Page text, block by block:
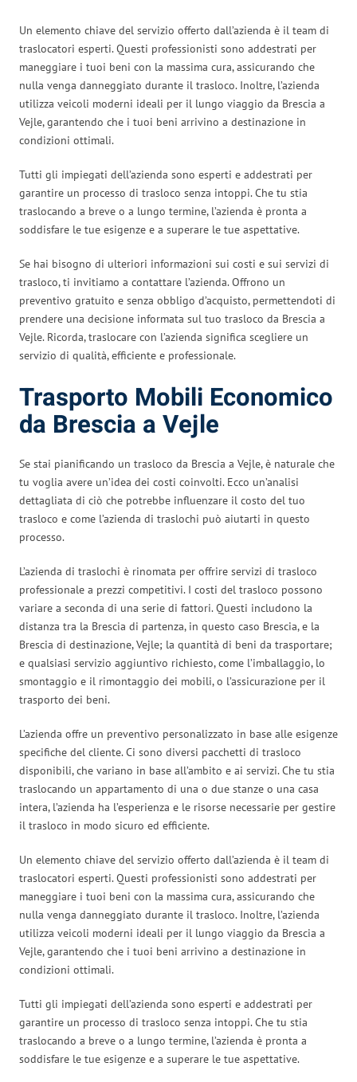
Un elemento chiave del servizio offerto dall’azienda è il team di
traslocatori esperti. Questi professionisti sono addestrati per
maneggiare i tuoi beni con la massima cura, assicurando che
nulla venga danneggiato durante il trasloco. Inoltre, l’azienda
utilizza veicoli moderni ideali per il lungo viaggio da Brescia a
Vejle, garantendo che i tuoi beni arrivino a destinazione in
condizioni ottimali.
Tutti gli impiegati dell’azienda sono esperti e addestrati per
garantire un processo di trasloco senza intoppi. Che tu stia
traslocando a breve o a lungo termine, l’azienda è pronta a
soddisfare le tue esigenze e a superare le tue aspettative.
Se hai bisogno di ulteriori informazioni sui costi e sui servizi di
trasloco, ti invitiamo a contattare l’azienda. Offrono un
preventivo gratuito e senza obbligo d’acquisto, permettendoti di
prendere una decisione informata sul tuo trasloco da Brescia a
Vejle. Ricorda, traslocare con l’azienda significa scegliere un
servizio di qualità, efficiente e professionale.
Trasporto Mobili Economico
da Brescia a Vejle
Se stai pianificando un trasloco da Brescia a Vejle, è naturale che
tu voglia avere un’idea dei costi coinvolti. Ecco un’analisi
dettagliata di ciò che potrebbe influenzare il costo del tuo
trasloco e come l’azienda di traslochi può aiutarti in questo
processo.
L’azienda di traslochi è rinomata per offrire servizi di trasloco
professionale a prezzi competitivi. I costi del trasloco possono
variare a seconda di una serie di fattori. Questi includono la
distanza tra la Brescia di partenza, in questo caso Brescia, e la
Brescia di destinazione, Vejle; la quantità di beni da trasportare;
e qualsiasi servizio aggiuntivo richiesto, come l’imballaggio, lo
smontaggio e il rimontaggio dei mobili, o l’assicurazione per il
trasporto dei beni.
L’azienda offre un preventivo personalizzato in base alle esigenze
specifiche del cliente. Ci sono diversi pacchetti di trasloco
disponibili, che variano in base all’ambito e ai servizi. Che tu stia
traslocando un appartamento di una o due stanze o una casa
intera, l’azienda ha l’esperienza e le risorse necessarie per gestire
il trasloco in modo sicuro ed efficiente.
Un elemento chiave del servizio offerto dall’azienda è il team di
traslocatori esperti. Questi professionisti sono addestrati per
maneggiare i tuoi beni con la massima cura, assicurando che
nulla venga danneggiato durante il trasloco. Inoltre, l’azienda
utilizza veicoli moderni ideali per il lungo viaggio da Brescia a
Vejle, garantendo che i tuoi beni arrivino a destinazione in
condizioni ottimali.
Tutti gli impiegati dell’azienda sono esperti e addestrati per
garantire un processo di trasloco senza intoppi. Che tu stia
traslocando a breve o a lungo termine, l’azienda è pronta a
soddisfare le tue esigenze e a superare le tue aspettative.